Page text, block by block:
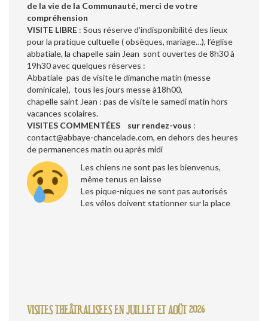
de la vie de la Communauté, merci de votre
compréhension
VISITE LIBRE : Sous réserve d’indisponibilité des lieux
pour la pratique cultuelle ( obsèques, mariage…), l’église
abbatiale, la chapelle sain Jean sont ouvertes de 8h30 à
19h30 avec quelques réserves :
Abbatiale pas de visite le dimanche matin (messe
dominicale), tous les jours messe à18h00,
chapelle saint Jean : pas de visite le samedi matin hors
vacances scolaires.
VISITES COMMENTÉES
sur rendez-vous :
contact@abbaye-chancelade.com, en dehors des heures
de permanences matin ou après midi
Les chiens ne sont pas les bienvenus,
même tenus en laisse
Les pique-niques ne sont pas autorisés
Les vélos doivent stationner sur la place
VISITES THEÂTRALISEES EN JUILLET ET AOÜT 2026